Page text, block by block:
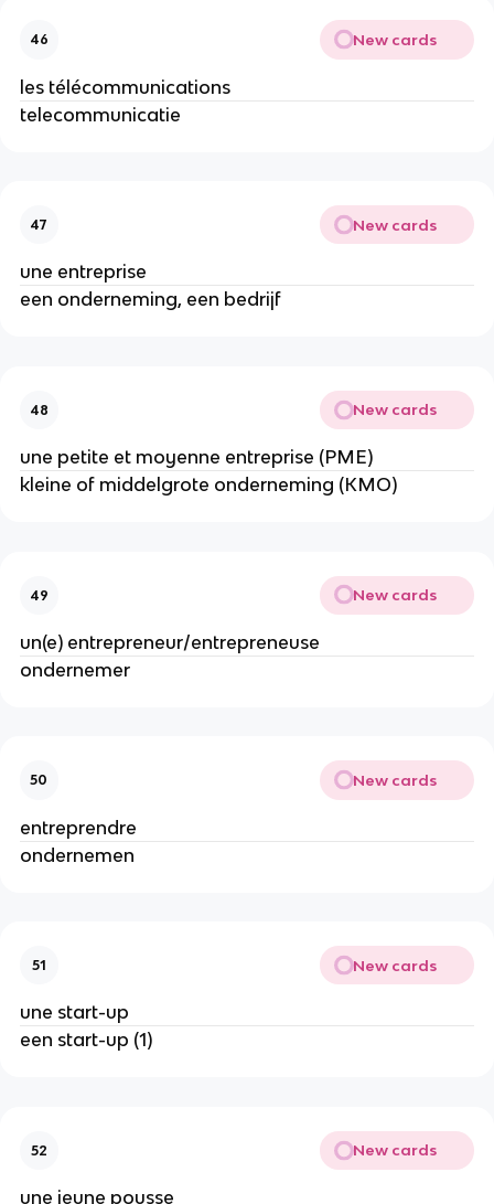
46 New cards
les télécommunications
telecommunicatie
47 New cards
une entreprise
een onderneming, een bedrijf
48 New cards
une petite et moyenne entreprise (PME)
kleine of middelgrote onderneming (KMO)
49 New cards
un(e) entrepreneur/entrepreneuse
ondernemer
50 New cards
entreprendre
ondernemen
51 New cards
une start-up
een start-up (1)
52 New cards
une jeune pousse